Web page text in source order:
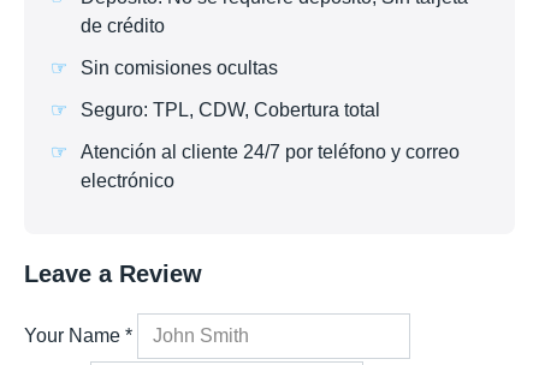
de crédito
Sin comisiones ocultas
Seguro: TPL, CDW, Cobertura total
Atención al cliente 24/7 por teléfono y correo
electrónico
Leave a Review
Your Name *